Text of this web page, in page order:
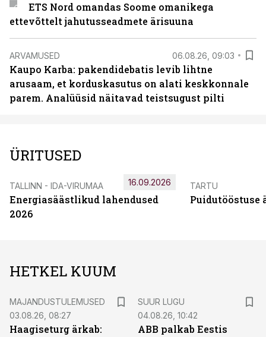
ETS Nord omandas Soome omanikega
ettevõttelt jahutusseadmete ärisuuna
ARVAMUSED 06.08.26, 09:03
Kaupo Karba: pakendidebatis levib lihtne
arusaam, et korduskasutus on alati keskkonnale
parem. Analüüsid näitavad teistsugust pilti
ÜRITUSED
TALLINN - IDA-VIRUMAA
Energiasäästlikud lahendused
2026
16.09.2026 TARTU
Puidutööstuse
HETKEL KUUM
MAJANDUSTULEMUSED
03.08.26, 08:27
Haagiseturg ärkab:
SUUR LUGU
04.08.26, 10:42
ABB palkab Eestis